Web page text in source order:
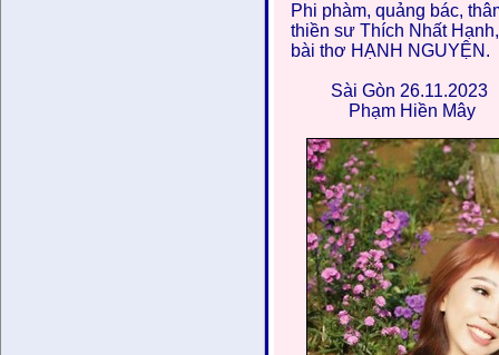
Phi phàm, quảng bác,
thiền sư Thích Nhất
bài thơ HẠNH NGUYỆN.
Sài Gòn 26.11.2023
Phạm Hiền Mây